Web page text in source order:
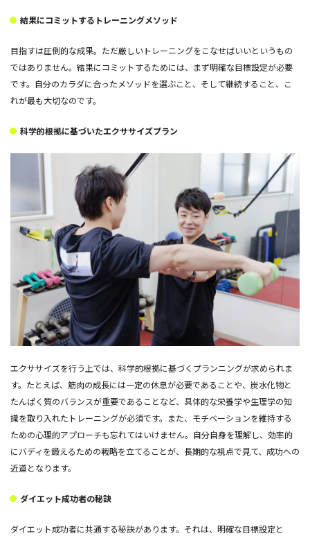
結果にコミットするトレーニングメソッド
目指すは圧倒的な成果。ただ厳しいトレーニングをこなせばいいというもの
ではありません。結果にコミットするためには、まず明確な目標設定が必要
です。自分のカラダに合ったメソッドを選ぶこと、そして継続すること、こ
れが最も大切なのです。
科学的根拠に基づいたエクササイズプラン
エクササイズを行う上では、科学的根拠に基づくプランニングが求められま
す。たとえば、筋肉の成長には一定の休息が必要であることや、炭水化物と
たんぱく質のバランスが重要であることなど、具体的な栄養学や生理学の知
識を取り入れたトレーニングが必須です。また、モチベーションを維持する
ための心理的アプローチも忘れてはいけません。自分自身を理解し、効率的
にバディを鍛えるための戦略を立てることが、長期的な視点で見て、成功への
近道となります。
ダイエット成功者の秘訣
ダイエット成功者に共通する秘訣があります。それは、明確な目標設定と